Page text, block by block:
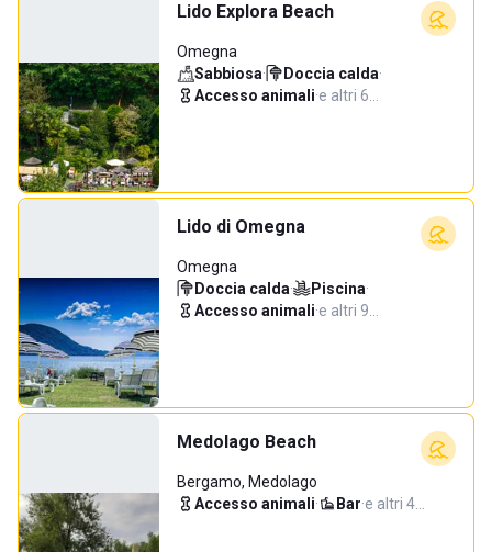
Lido Explora Beach
Omegna
Sabbiosa· Doccia calda·
Accesso animali·e altri 6…
Lido di Omegna
Omegna
Doccia calda· Piscina·
Accesso animali·e altri 9…
Medolago Beach
Bergamo, Medolago
Accesso animali· Bar·e altri 4…